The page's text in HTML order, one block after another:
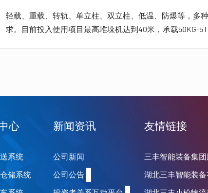
轻载、重载、转轨、单立柱、双立柱、低温、防爆等，多
求。目前投入使用项目最高堆垛机达到40米，承载50KG-5T
心
系统
储系统
新闻资讯
公司新闻
公司公告
友情链接
三丰智能装备集团
湖北三丰智能装备